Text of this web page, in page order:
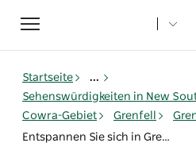
Toggle
navigation
Startseite
...
Sehenswürdigkeiten in New
Cowra-Gebiet
Grenfell
Entspannen Sie sich in Grenfell